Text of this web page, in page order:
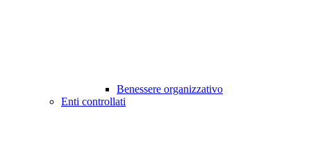
Benessere organizzativo
Enti controllati